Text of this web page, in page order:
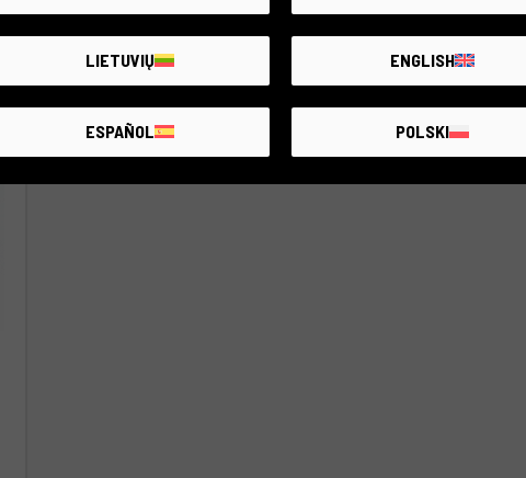
LIETUVIŲ ENGLISH
ESPAÑOL POLSKI